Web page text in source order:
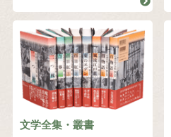
文学全集・叢書